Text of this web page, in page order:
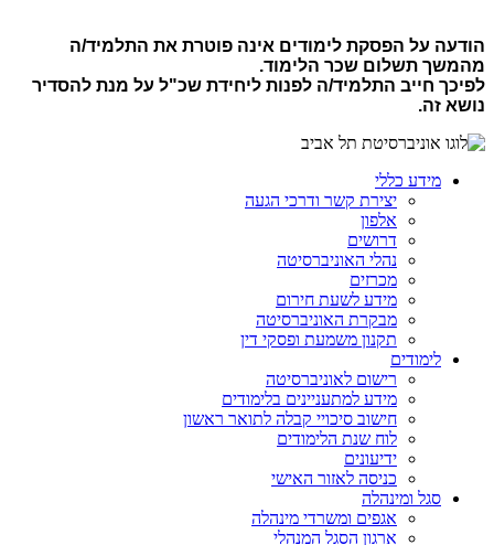
הודעה על הפסקת לימודים אינה פוטרת את התלמיד/ה
מהמשך תשלום שכר הלימוד.
לפיכך חייב התלמיד/ה לפנות ליחידת שכ"ל על מנת להסדיר
נושא זה.
מידע כללי
יצירת קשר ודרכי הגעה
אלפון
דרושים
נהלי האוניברסיטה
מכרזים
מידע לשעת חירום
מבקרת האוניברסיטה
תקנון משמעת ופסקי דין
לימודים
רישום לאוניברסיטה
מידע למתעניינים בלימודים
חישוב סיכויי קבלה לתואר ראשון
לוח שנת הלימודים
ידיעונים
כניסה לאזור האישי
סגל ומינהלה
אגפים ומשרדי מינהלה
ארגון הסגל המנהלי